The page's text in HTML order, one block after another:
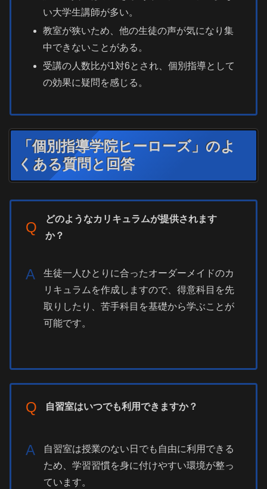
い大学生講師が多い。
教室が狭いため、他の生徒の声が気になり集
中できないことがある。
受講の人数比が1対6とされ、個別指導として
の効果に疑問を感じる。
「個別指導学院ヒーローズ」のよ
くある質問と回答
Q
どのようなカリキュラムが提供されます
か？
A
生徒一人ひとりに合ったオーダーメイドのカ
リキュラムを作成しますので、得意科目を先
取りしたり、苦手科目を基礎から学ぶことが
可能です。
Q 自習室はいつでも利用できますか？
A
自習室は授業のない日でも自由に利用できる
ため、学習習慣を身に付けやすい環境が整っ
ています。